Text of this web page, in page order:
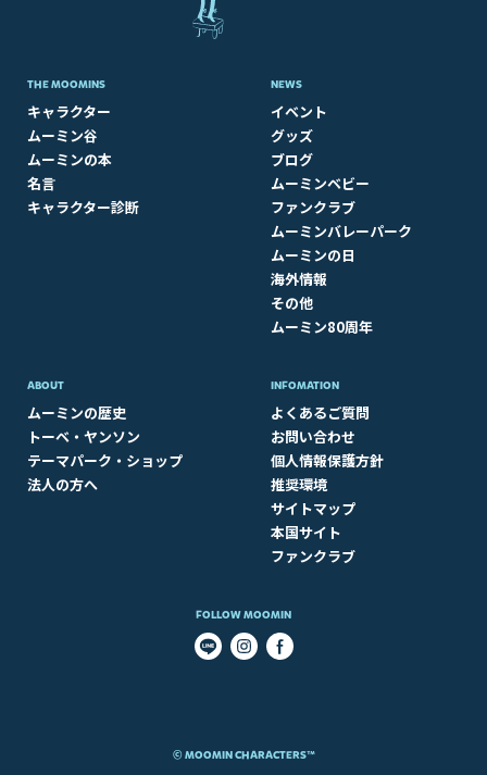
THE MOOMINS
キャラクター
ムーミン谷
ムーミンの本
名言
キャラクター診断
NEWS
イベント
グッズ
ブログ
ムーミンベビー
ファンクラブ
ムーミンバレーパーク
ムーミンの日
海外情報
その他
ムーミン80周年
ABOUT​
ムーミンの歴史
トーベ・ヤンソン
テーマパーク・ショップ
法人の方へ
INFOMATION
よくあるご質問
お問い合わせ
個人情報保護方針
推奨環境
サイトマップ
本国サイト
ファンクラブ
FOLLOW MOOMIN
© MOOMIN CHARACTERS™​